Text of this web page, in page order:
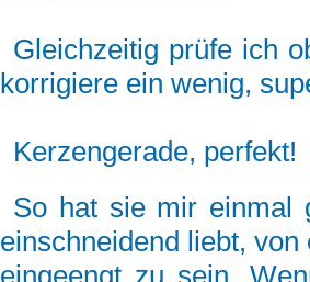
Gleichzeitig prüfe ich
korrigiere ein wenig,
Kerzengerade, perfekt!
So hat sie mir einmal
einschneidend liebt,